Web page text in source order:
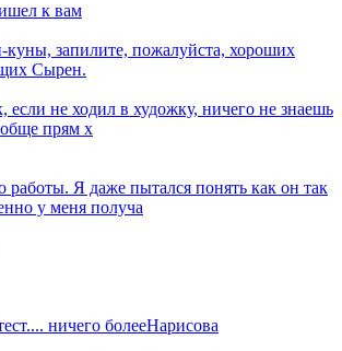
к вам
запилите, пожалуйста, хороших
Сырен.
если не ходил в художку, ничего не знаешь
прям х
работы. Я даже пытался понять как он так
у меня получа
ничего болееНарисова